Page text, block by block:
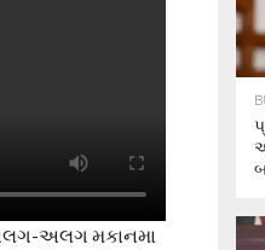
અલગ-અલગ મકાનમા